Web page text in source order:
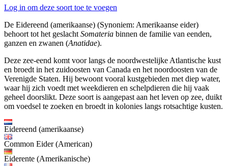
Log in om deze soort toe te voegen
De Eidereend (amerikaanse) (Synoniem: Amerikaanse eider)
behoort tot het geslacht Somateria binnen de familie van eenden,
ganzen en zwanen (Anatidae).
Deze zee-eend komt voor langs de noordwestelijke Atlantische kust
en broedt in het zuidoosten van Canada en het noordoosten van de
Verenigde Staten. Hij bewoont vooral kustgebieden met diep water,
waar hij zich voedt met weekdieren en schelpdieren die hij vaak
geheel doorslikt. Deze soort is aangepast aan het leven op zee, duikt
om voedsel te zoeken en broedt in kolonies langs rotsachtige kusten.
Eidereend (amerikaanse)
Common Eider (American)
Eiderente (Amerikanische)